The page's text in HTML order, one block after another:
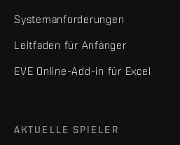
Systemanforderungen
Leitfaden für Anfänger
EVE Online-Add-in für Excel
AKTUELLE SPIELER